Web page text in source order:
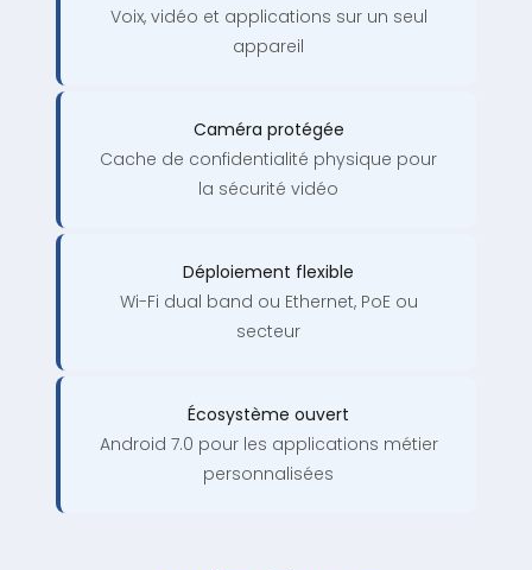
Voix, vidéo et applications sur un seul
appareil
Caméra protégée
Cache de confidentialité physique pour
la sécurité vidéo
Déploiement flexible
Wi-Fi dual band ou Ethernet, PoE ou
secteur
Écosystème ouvert
Android 7.0 pour les applications métier
personnalisées